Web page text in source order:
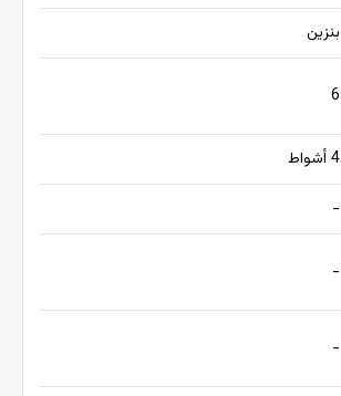
بنزين
6
4 أشواط
-
-
-